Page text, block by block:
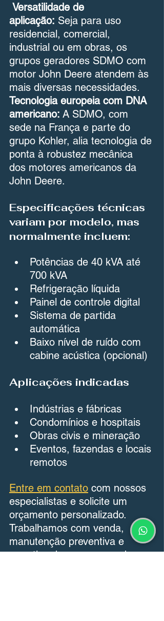
Versatilidade de
aplicação: Seja para uso
residencial, comercial,
industrial ou em obras, os
grupos geradores SDMO com
motor John Deere atendem às
mais diversas necessidades.
Tecnologia europeia com DNA
americano: A SDMO, com
sede na França e parte do
grupo Kohler, alia tecnologia de
ponta à robustez mecânica
dos motores americanos da
John Deere.
Especificações técnicas
variam por modelo, mas
normalmente incluem:
Potências de 40 kVA até
700 kVA
Refrigeração líquida
Painel de controle digital
Sistema de partida
automática
Baixo nível de ruído com
cabine acústica (opcional)
Aplicações indicadas
Indústrias e fábricas
Condomínios e hospitais
Obras civis e mineração
Eventos, fazendas e locais
remotos
Entre em contato com nossos
especialistas e solicite um
orçamento personalizado.
Trabalhamos com venda,
manutenção preventiva e
corretiva de grupos geradores